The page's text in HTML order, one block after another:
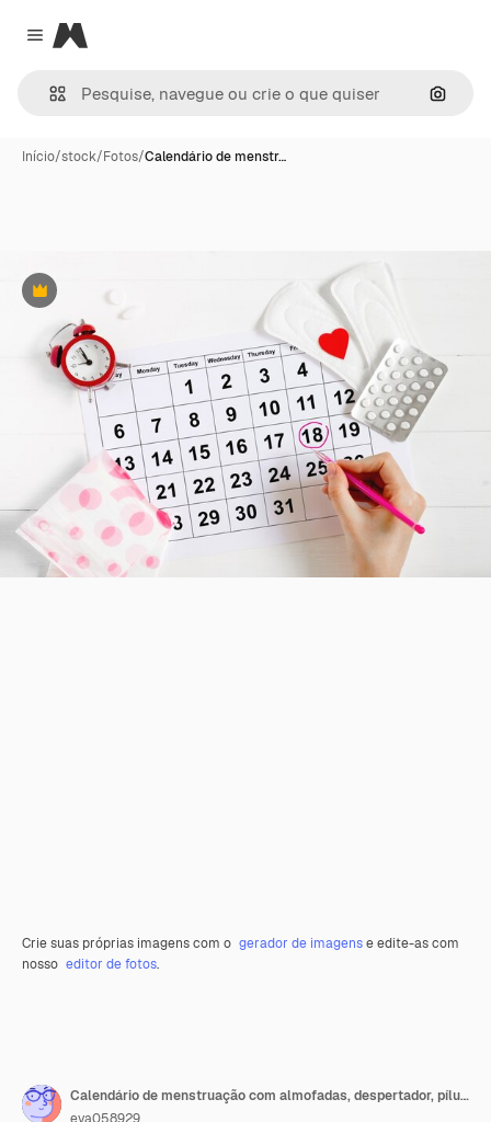
Close menu
Magnific
Início/stock/Fotos/Calendário de menstr…
Premium
Crie suas próprias imagens com o gerador de imagense edite-as com
nosso editor de fotos.
Calendário de menstruação com almofadas, despertador, pílulas anticoncepcionais hormonais. Conceito de ciclo menstrual da fêmea. Analgésicos para dor menstrual